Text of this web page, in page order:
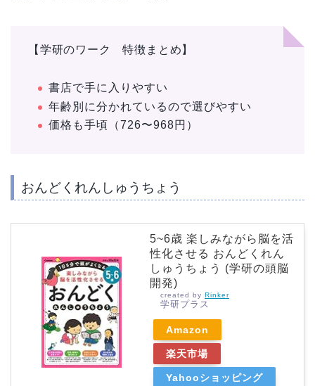
【学研のワーク 特徴まとめ】
書店で手に入りやすい
年齢別に分かれているので選びやすい
価格も手頃（726〜968円 ）
おんどくれんしゅうちょう
5~6歳 楽しみながら脳を活
性化させる おんどくれん
しゅうちょう (学研の頭脳
開発)
created by Rinker
学研プラス
Amazon
楽天市場
Yahooショッピング